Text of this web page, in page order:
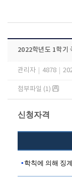
2022학년도 1학기
관리자 4878
첨부파일 (1)
신청자격
▪ 학칙에 의해 징